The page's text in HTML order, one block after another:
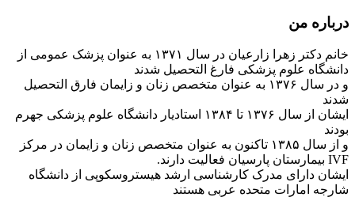
درباره من
خانم دکتر زهرا زارعیان در سال ۱۳۷۱ به عنوان پزشک عمومی از
دانشگاه علوم پزشکی فارغ التحصیل شدند
و در سال ۱۳۷۶ به عنوان متخصص زنان و زایمان فارق التحصیل
شدند
ایشان از سال ۱۳۷۶ تا ۱۳۸۴ استادیار دانشگاه علوم پزشکی جهرم
بودند
و از سال ۱۳۸۵ تاکنون به عنوان متخصص زنان و زایمان در مرکز
IVF بیمارستان پارسیان فعالیت دارند.
ایشان دارای مدرک کارشناسی ارشد هیستروسکوپی از دانشگاه
شارجه امارات متحده عربی هستند